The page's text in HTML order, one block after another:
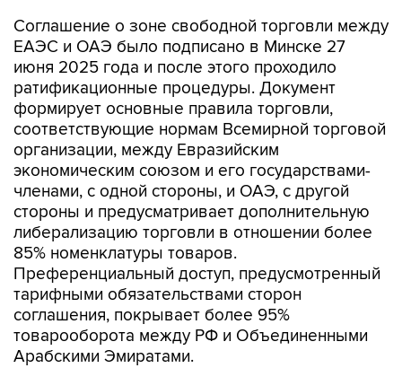
Соглашение о зоне свободной торговли между
ЕАЭС и ОАЭ было подписано в Минске 27
июня 2025 года и после этого проходило
ратификационные процедуры. Документ
формирует основные правила торговли,
соответствующие нормам Всемирной торговой
организации, между Евразийским
экономическим союзом и его государствами-
членами, с одной стороны, и ОАЭ, с другой
стороны и предусматривает дополнительную
либерализацию торговли в отношении более
85% номенклатуры товаров.
Преференциальный доступ, предусмотренный
тарифными обязательствами сторон
соглашения, покрывает более 95%
товарооборота между РФ и Объединенными
Арабскими Эмиратами.